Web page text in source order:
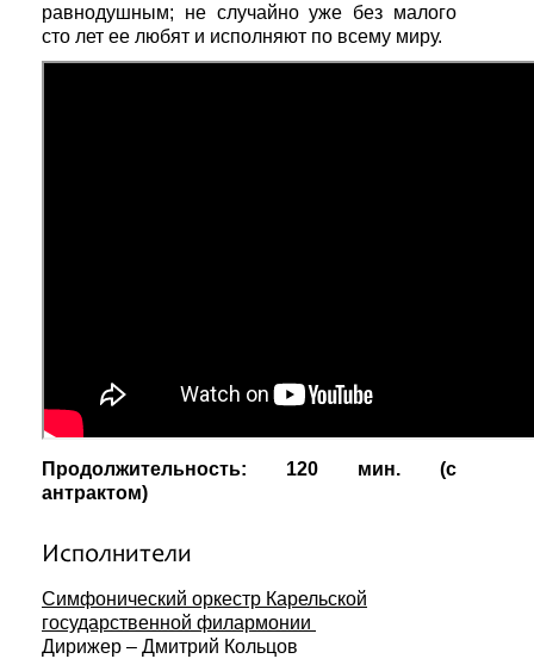
равнодушным; не случайно уже без малого
сто лет ее любят и исполняют по всему миру.
Продолжительность: 120 мин. (с
антрактом)
Исполнители
Симфонический оркестр Карельской
государственной филармонии
Дирижер – Дмитрий Кольцов